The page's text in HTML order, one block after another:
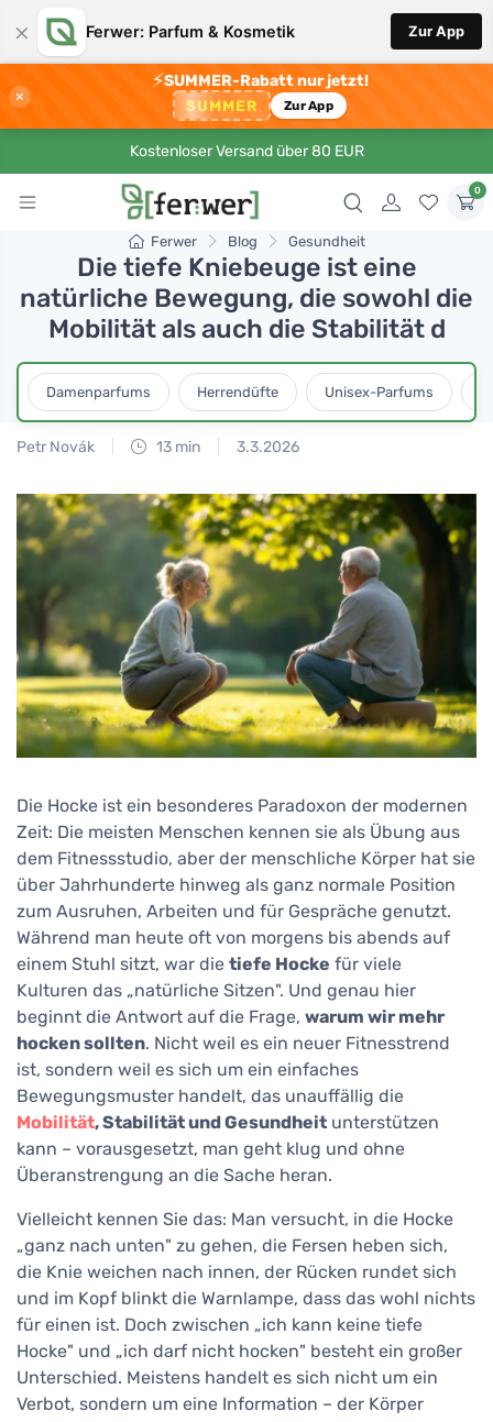
× Ferwer: Parfum & Kosmetik Zur App
×
⚡SUMMER-Rabatt nur jetzt!
SUMMER Zur App
Kostenloser Versand über 80 EUR
0
Ferwer Blog Gesundheit
Die tiefe Kniebeuge ist eine
natürliche Bewegung, die sowohl die
Mobilität als auch die Stabilität d
Damenparfums Herrendüfte Unisex-Parfums
Petr Novák 13 min 3.3.2026
Die Hocke ist ein besonderes Paradoxon der modernen
Zeit: Die meisten Menschen kennen sie als Übung aus
dem Fitnessstudio, aber der menschliche Körper hat sie
über Jahrhunderte hinweg als ganz normale Position
zum Ausruhen, Arbeiten und für Gespräche genutzt.
Während man heute oft von morgens bis abends auf
einem Stuhl sitzt, war die tiefe Hocke für viele
Kulturen das „natürliche Sitzen". Und genau hier
beginnt die Antwort auf die Frage, warum wir mehr
hocken sollten. Nicht weil es ein neuer Fitnesstrend
ist, sondern weil es sich um ein einfaches
Bewegungsmuster handelt, das unauffällig die
Mobilität, Stabilität und Gesundheit unterstützen
kann – vorausgesetzt, man geht klug und ohne
Überanstrengung an die Sache heran.
Vielleicht kennen Sie das: Man versucht, in die Hocke
„ganz nach unten" zu gehen, die Fersen heben sich,
die Knie weichen nach innen, der Rücken rundet sich
und im Kopf blinkt die Warnlampe, dass das wohl nichts
für einen ist. Doch zwischen „ich kann keine tiefe
Hocke" und „ich darf nicht hocken" besteht ein großer
Unterschied. Meistens handelt es sich nicht um ein
Verbot, sondern um eine Information – der Körper